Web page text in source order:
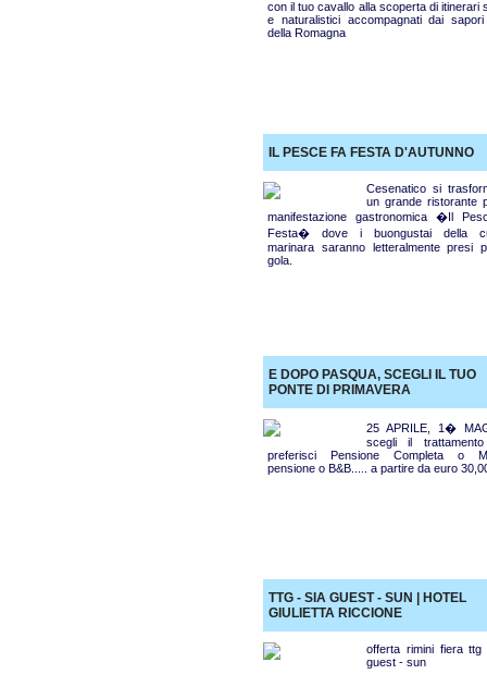
con il tuo cavallo alla scoperta di itinerari
e naturalistici accompagnati dai
della Romagna
IL PESCE FA FESTA D'AUTUNNO
Cesenatico si
un grande ristorante
manifestazione gastronomica �Il
Festa� dove i buongustai della
marinara saranno letteralmente presi
gola.
E DOPO PASQUA, SCEGLI IL TUO
PONTE DI PRIMAVERA
25 APRILE, 1�
scegli il
preferisci Pensione Completa o
pensione o B&B..... a partire da euro
TTG - SIA GUEST - SUN | HOTEL
GIULIETTA RICCIONE
offerta rimini fiera
guest - sun